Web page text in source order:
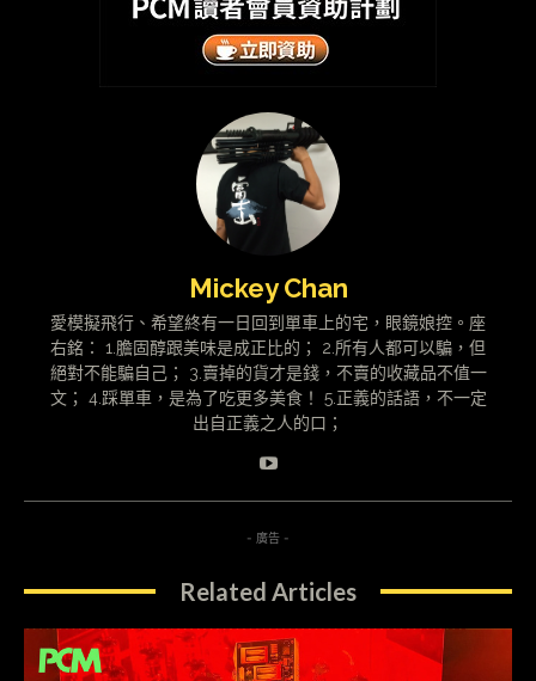
Mickey Chan
愛模擬飛行、希望終有一日回到單車上的宅，眼鏡娘控。座
右銘： 1.膽固醇跟美味是成正比的； 2.所有人都可以騙，但
絕對不能騙自己； 3.賣掉的貨才是錢，不賣的收藏品不值一
文； 4.踩單車，是為了吃更多美食！ 5.正義的話語，不一定
出自正義之人的口；
- 廣告 -
Related Articles